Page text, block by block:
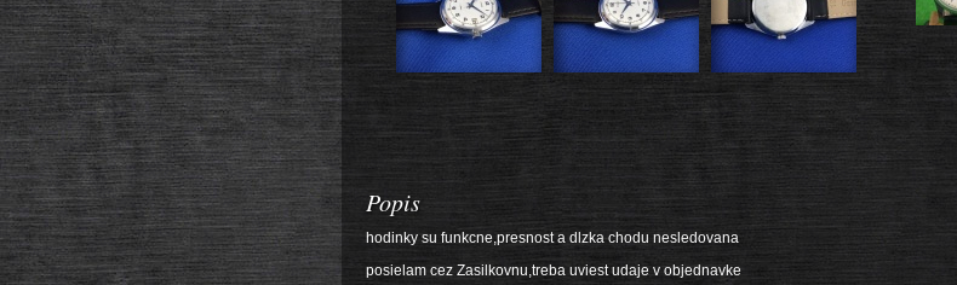
Popis
hodinky su funkcne,presnost a dlzka chodu nesledovana
posielam cez Zasilkovnu,treba uviest udaje v objednavke